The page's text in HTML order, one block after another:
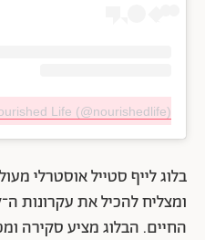
Life (@nourishedlife)
בלוג לייף סטייל אוסטרלי